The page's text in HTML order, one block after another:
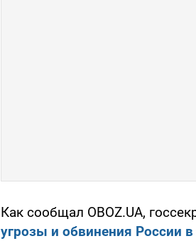
Как сообщал OBOZ.UA,
угрозы и обвинения России